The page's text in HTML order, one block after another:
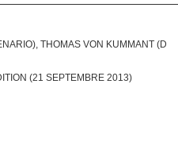
THOMAS VON KUMMANT (D
(21 SEPTEMBRE 2013)